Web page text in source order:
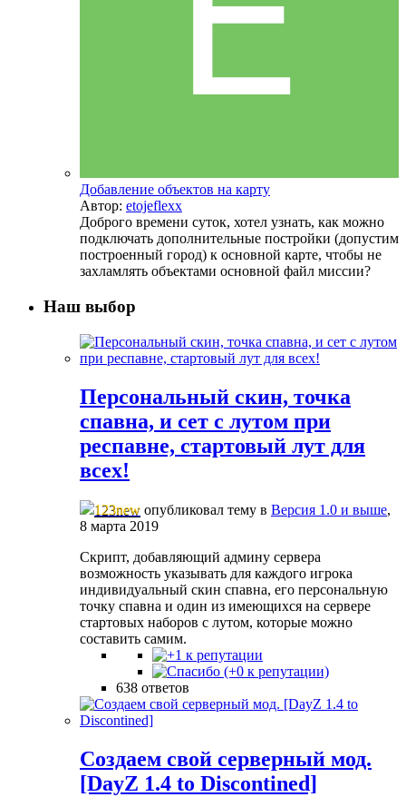
Добавление объектов на карту
Автор: etojeflexx
Доброго времени суток, хотел узнать, как можно
подключать дополнительные постройки (допустим
построенный город) к основной карте, чтобы не
захламлять объектами основной файл миссии?
Наш выбор
Персональный скин, точка
спавна, и сет с лутом при
респавне, стартовый лут для
всех!
123new опубликовал тему в Версия 1.0 и выше,
8 марта 2019
Скрипт, добавляющий админу сервера
возможность указывать для каждого игрока
индивидуальный скин спавна, его персональную
точку спавна и один из имеющихся на сервере
стартовых наборов с лутом, которые можно
составить самим.
638 ответов
Создаем свой серверный мод.
[DayZ 1.4 to Discontined]